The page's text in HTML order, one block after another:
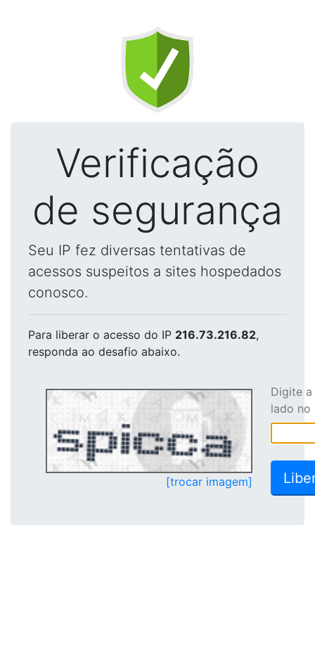
Verificação
de segurança
Seu IP fez diversas tentativas de
acessos suspeitos a sites hospedados
conosco.
Para liberar o acesso do IP 216.73.216.82,
responda ao desafio abaixo.
[trocar imagem]
Digite
lado no